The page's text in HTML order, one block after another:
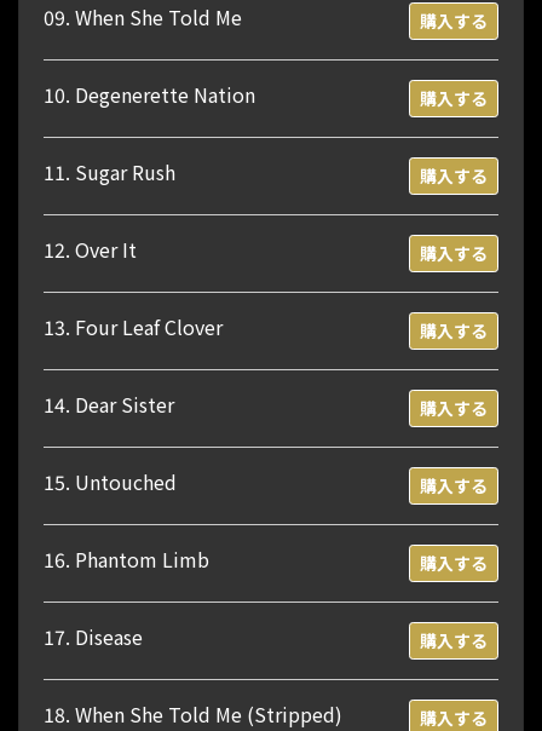
09. When She Told Me 購入する
10. Degenerette Nation 購入する
11. Sugar Rush 購入する
12. Over It 購入する
13. Four Leaf Clover 購入する
14. Dear Sister 購入する
15. Untouched 購入する
16. Phantom Limb 購入する
17. Disease 購入する
18. When She Told Me (Stripped) 購入する